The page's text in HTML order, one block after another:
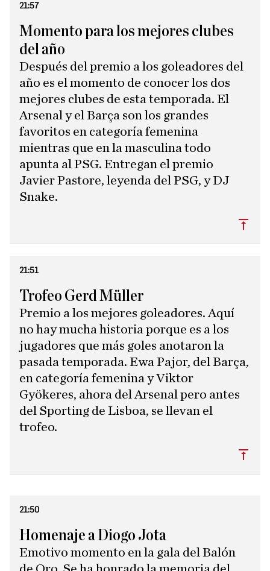
21:57
Momento para los mejores clubes
del año
Después del premio a los goleadores del
año es el momento de conocer los dos
mejores clubes de esta temporada. El
Arsenal y el Barça son los grandes
favoritos en categoría femenina
mientras que en la masculina todo
apunta al PSG. Entregan el premio
Javier Pastore, leyenda del PSG, y DJ
Snake.
21:51
Trofeo Gerd Müller
Premio a los mejores goleadores. Aquí
no hay mucha historia porque es a los
jugadores que más goles anotaron la
pasada temporada. Ewa Pajor, del Barça,
en categoría femenina y Viktor
Gyökeres, ahora del Arsenal pero antes
del Sporting de Lisboa, se llevan el
trofeo.
21:50
Homenaje a Diogo Jota
Emotivo momento en la gala del Balón